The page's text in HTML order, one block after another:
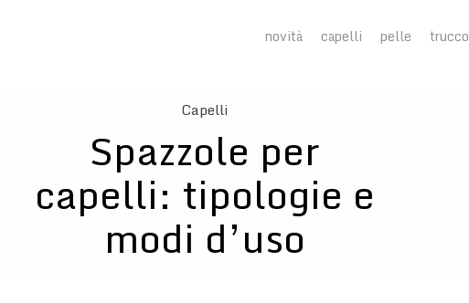
novità capelli pelle trucco
Capelli
Spazzole per
capelli: tipologie e
modi d’uso